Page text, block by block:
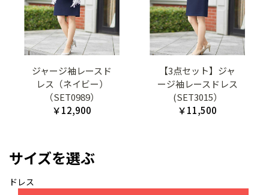
ジャージ袖レースド
レス（ネイビー）
（SET0989）
￥12,900
【3点セット】ジャ
ージ袖レースドレス
(SET3015）
￥11,500
サイズを選ぶ
ドレス